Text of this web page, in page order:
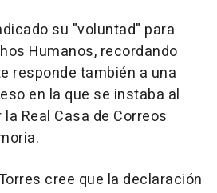
su "voluntad" para
Humanos, recordando
responde también a una
en la que se instaba al
Real Casa de Correos
cree que la declaración